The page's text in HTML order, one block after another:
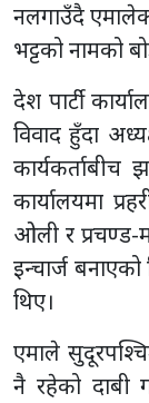
नलगाउँदै
भट्टको नामको
देश पार्टी
विवाद हुँदा
कार्यालयमा
ओली र प्रचण्ड-
इन्चार्ज
थिए।
एमाले
नै रहेको दाबी